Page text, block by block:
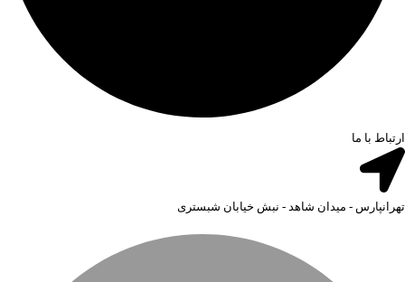
ارتباط با ما
تهرانپارس - میدان شاهد - نبش خیابان شبستری